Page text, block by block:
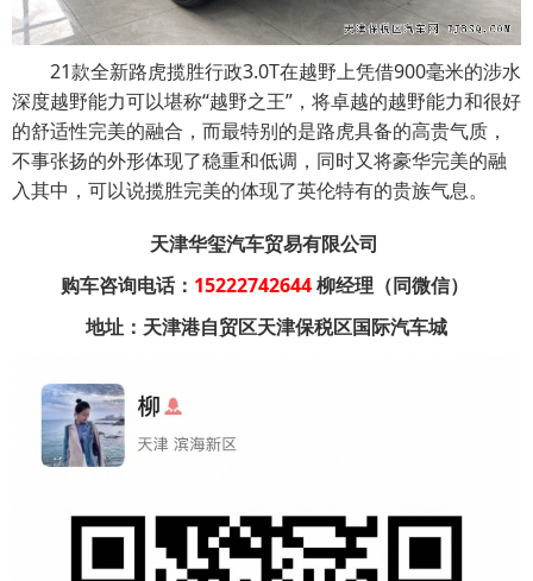
21款全新路虎揽胜行政3.0T在越野上凭借900毫米的涉水
深度越野能力可以堪称“越野之王”，将卓越的越野能力和很好
的舒适性完美的融合，而最特别的是路虎具备的高贵气质，
不事张扬的外形体现了稳重和低调，同时又将豪华完美的融
入其中，可以说揽胜完美的体现了英伦特有的贵族气息。
天津华玺汽车贸易有限公司
购车咨询电话： 15222742644 柳经理（同微信）
地址：天津港自贸区天津保税区国际汽车城